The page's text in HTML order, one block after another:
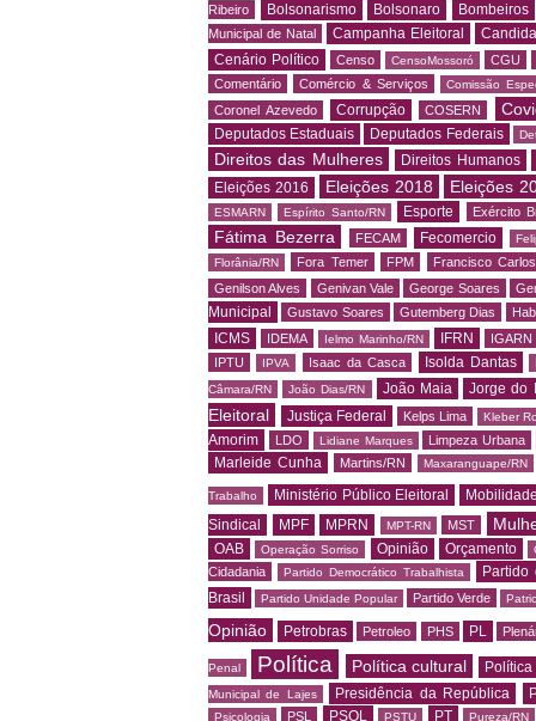
Ribeiro
Bolsonarismo Bolsonaro Bombeiros
Municipal de Natal
Campanha Eleitoral
Cenário Político Censo CensoMossoró CGU
Comentário Comércio & Serviços Comissão
Coronel Azevedo Corrupção COSERN
Deputados Estaduais Deputados Federais
Direitos das Mulheres Direitos Humanos
Eleições 2016 Eleições 2018 Eleições
ESMARN Espírito Santo/RN Esporte Exército
Fátima Bezerra FECAM Fecomercio
Florânia/RN Fora Temer FPM Francisco Carlos
Genilson Alves Genivan Vale George Soares
Municipal
Gustavo Soares Gutemberg Dias
ICMS IDEMA Ielmo Marinho/RN IFRN IGARN
IPTU IPVA Isaac da Casca Isolda Dantas
Câmara/RN
João Dias/RN João Maia Jorge do
Eleitoral
Justiça Federal Kelps Lima Kleber
Amorim
LDO Lidiane Marques Limpeza Urbana
Marleide Cunha Martins/RN Maxaranguape/RN
Trabalho Ministério Público Eleitoral
Sindical
MPF MPRN MPT-RN MST
OAB Operação Sorriso Opinião Orçamento
Cidadania
Partido Democrático Trabalhista Partido
Brasil
Partido Unidade Popular Partido Verde
Opinião
Petrobras Petroleo PHS PL
Penal Política Política cultural
Municipal de Lajes
Presidência da República
Psicologia PSL PSOL PSTU PT Pureza/RN